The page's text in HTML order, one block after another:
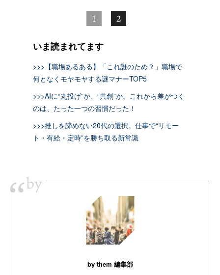
1 2
いま読まれてます
>>>【職場あるある】「これ誰のため？」職場で
何となくモヤモヤする謎マナーTOP5
>>>AIに“丸投げ”か、“共創”か。これから差がつく
のは、たった一つの習慣だった！
>>>推しを諦めない20代の選択。仕事で“リモー
ト・有給・定時”を勝ち取る新常識
“by
by them 編集部